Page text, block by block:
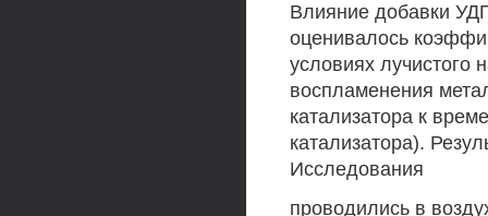
Влияние добавки
оценивалось
условиях лучистого
воспламенения
катализатора к
катализатора).
Исследования
проводились в